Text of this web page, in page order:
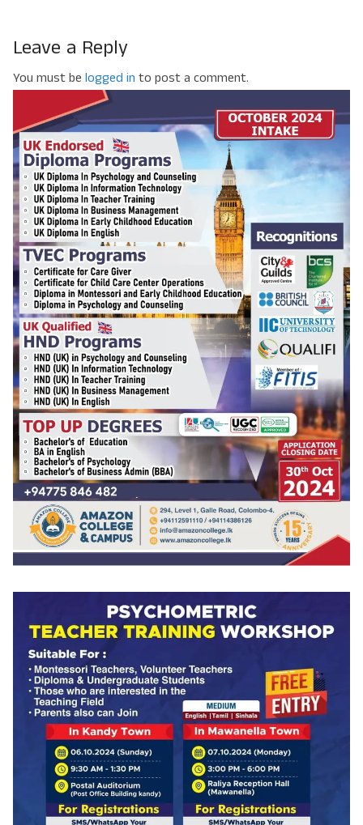
Leave a Reply
You must be logged in to post a comment.